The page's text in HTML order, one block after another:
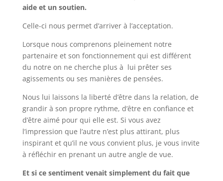
aide et un soutien.
Celle-ci nous permet d’arriver à l’acceptation.
Lorsque nous comprenons pleinement notre
partenaire et son fonctionnement qui est différent
du notre on ne cherche plus à lui prêter ses
agissements ou ses manières de pensées.
Nous lui laissons la liberté d’être dans la relation, de
grandir à son propre rythme, d’être en confiance et
d’être aimé pour qui elle est. Si vous avez
l’impression que l’autre n’est plus attirant, plus
inspirant et qu’il ne vous convient plus, je vous invite
à réfléchir en prenant un autre angle de vue.
Et si ce sentiment venait simplement du fait que